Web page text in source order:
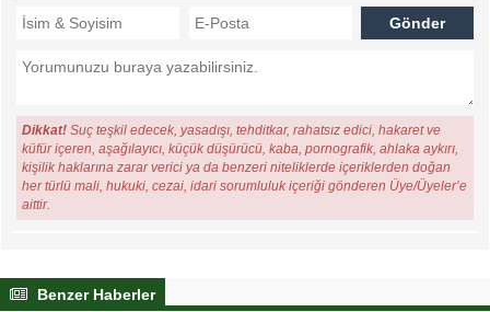
Dikkat! Suç teşkil edecek, yasadışı, tehditkar, rahatsız edici, hakaret ve
küfür içeren, aşağılayıcı, küçük düşürücü, kaba, pornografik, ahlaka aykırı,
kişilik haklarına zarar verici ya da benzeri niteliklerde içeriklerden doğan
her türlü mali, hukuki, cezai, idari sorumluluk içeriği gönderen Üye/Üyeler’e
aittir.
Benzer Haberler